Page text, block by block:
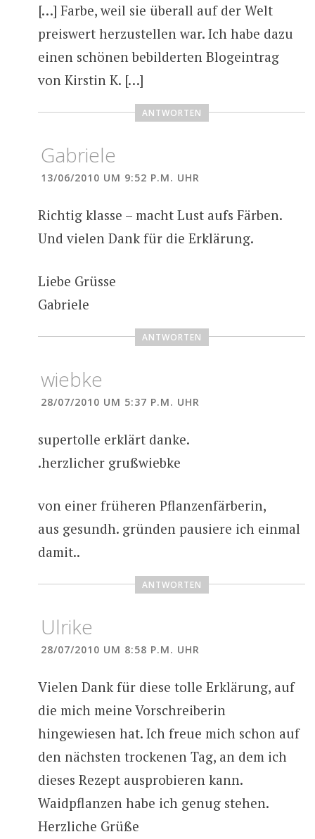
[…] Farbe, weil sie überall auf der Welt
preiswert herzustellen war. Ich habe dazu
einen schönen bebilderten Blogeintrag
von Kirstin K. […]
ANTWORTEN
Gabriele
13/06/2010 UM 9:52 P.M. UHR
Richtig klasse – macht Lust aufs Färben.
Und vielen Dank für die Erklärung.
Liebe Grüsse
Gabriele
ANTWORTEN
wiebke
28/07/2010 UM 5:37 P.M. UHR
supertolle erklärt danke.
.herzlicher grußwiebke
von einer früheren Pflanzenfärberin,
aus gesundh. gründen pausiere ich einmal
damit..
ANTWORTEN
Ulrike
28/07/2010 UM 8:58 P.M. UHR
Vielen Dank für diese tolle Erklärung, auf
die mich meine Vorschreiberin
hingewiesen hat. Ich freue mich schon auf
den nächsten trockenen Tag, an dem ich
dieses Rezept ausprobieren kann.
Waidpflanzen habe ich genug stehen.
Herzliche Grüße